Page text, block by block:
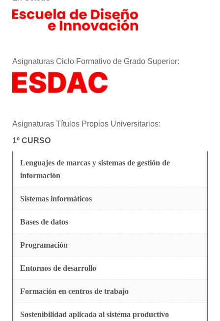
Asignaturas Ciclo Formativo de Grado Superior:
Asignaturas Títulos Propios Universitarios:
1º CURSO
Lenguajes de marcas y sistemas de gestión de
información
Sistemas informáticos
Bases de datos
Programación
Entornos de desarrollo
Formación en centros de trabajo
Sostenibilidad aplicada al sistema productivo